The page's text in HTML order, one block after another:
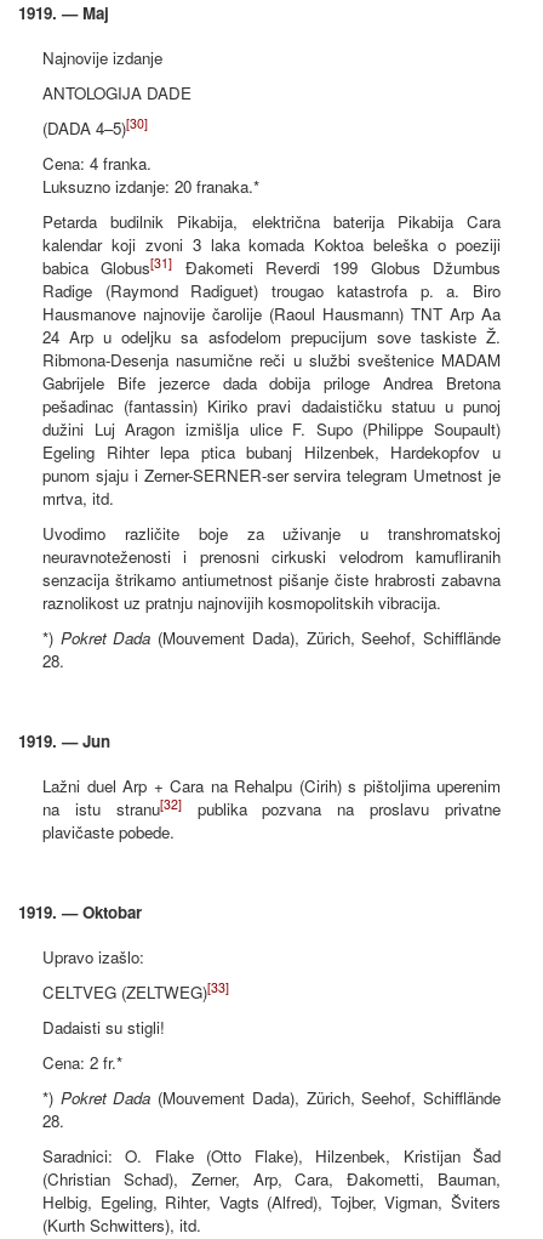
1919. — Maj
Najnovije izdanje
ANTOLOGIJA DADE
(DADA 4–5)[30]
Cena: 4 franka.
Luksuzno izdanje: 20 franaka.*
Petarda budilnik Pikabija, električna baterija Pikabija Cara
kalendar koji zvoni 3 laka komada Koktoa beleška o poeziji
babica Globus[31]
Đakometi Reverdi 199 Globus Džumbus
Radige (Raymond Radiguet) trougao katastrofa p. a. Biro
Hausmanove najnovije čarolije (Raoul Hausmann) TNT Arp Aa
24 Arp u odeljku sa asfodelom prepucijum sove taskiste Ž.
Ribmona-Desenja nasumične reči u službi sveštenice MADAM
Gabrijele Bife jezerce dada dobija priloge Andrea Bretona
pešadinac (fantassin) Kiriko pravi dadaističku statuu u punoj
dužini Luj Aragon izmišlja ulice F. Supo (Philippe Soupault)
Egeling Rihter lepa ptica bubanj Hilzenbek, Hardekopfov u
punom sjaju i Zerner-SERNER-ser servira telegram Umetnost je
mrtva, itd.
Uvodimo različite boje za uživanje u transhromatskoj
neuravnoteženosti i prenosni cirkuski velodrom kamufliranih
senzacija štrikamo antiumetnost pišanje čiste hrabrosti zabavna
raznolikost uz pratnju najnovijih kosmopolitskih vibracija.
*) Pokret Dada (Mouvement Dada), Zürich, Seehof, Schifflände
28.
1919. — Jun
Lažni duel Arp + Cara na Rehalpu (Cirih) s pištoljima uperenim
na istu stranu[32]publika pozvana na proslavu privatne
plavičaste pobede.
1919. — Oktobar
Upravo izašlo:
CELTVEG (ZELTWEG)[33]
Dadaisti su stigli!
Cena: 2 fr.*
*) Pokret Dada (Mouvement Dada), Zürich, Seehof, Schifflände
28.
Saradnici: O. Flake (Otto Flake), Hilzenbek, Kristijan Šad
(Christian Schad), Zerner, Arp, Cara, Đakometti, Bauman,
Helbig, Egeling, Rihter, Vagts (Alfred), Tojber, Vigman, Šviters
(Kurth Schwitters), itd.